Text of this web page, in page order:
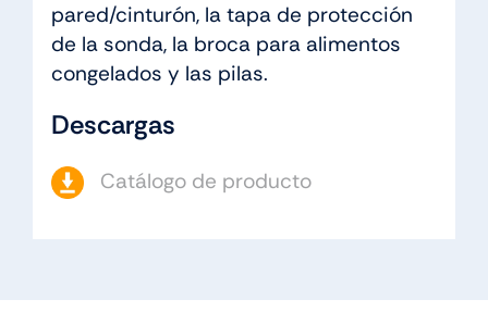
pared/cinturón, la tapa de protección
de la sonda, la broca para alimentos
congelados y las pilas.
Descargas
Catálogo de producto